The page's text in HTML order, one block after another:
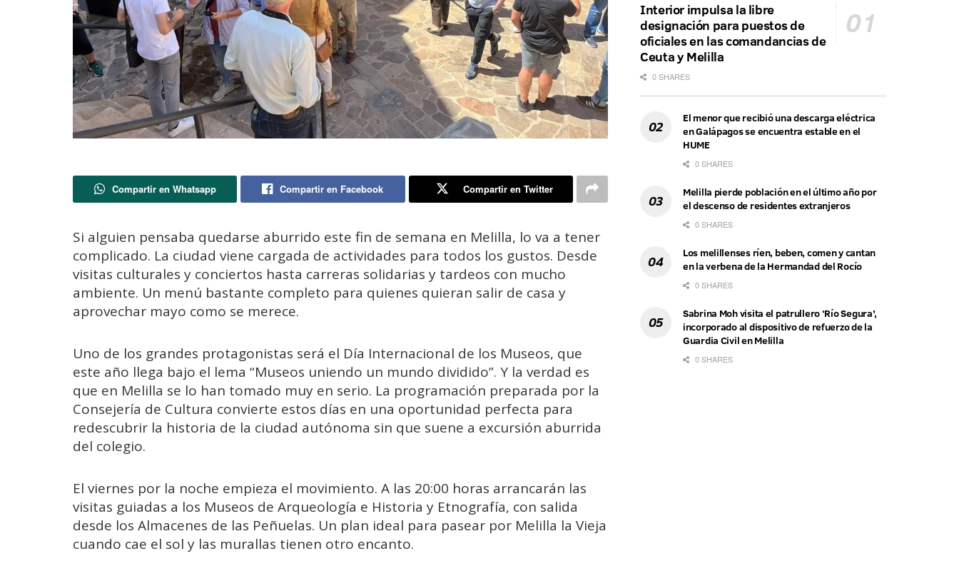
Compartir en Whatsapp Compartir en Facebook Compartir en Twitter
Si alguien pensaba quedarse aburrido este fin de semana en Melilla, lo va a tener
complicado. La ciudad viene cargada de actividades para todos los gustos. Desde
visitas culturales y conciertos hasta carreras solidarias y tardeos con mucho
ambiente. Un menú bastante completo para quienes quieran salir de casa y
aprovechar mayo como se merece.
Uno de los grandes protagonistas será el Día Internacional de los Museos, que
este año llega bajo el lema “Museos uniendo un mundo dividido”. Y la verdad es
que en Melilla se lo han tomado muy en serio. La programación preparada por la
Consejería de Cultura convierte estos días en una oportunidad perfecta para
redescubrir la historia de la ciudad autónoma sin que suene a excursión aburrida
del colegio.
El viernes por la noche empieza el movimiento. A las 20:00 horas arrancarán las
visitas guiadas a los Museos de Arqueología e Historia y Etnografía, con salida
desde los Almacenes de las Peñuelas. Un plan ideal para pasear por Melilla la Vieja
cuando cae el sol y las murallas tienen otro encanto.
Interior impulsa la libre
designación para puestos de
oficiales en las comandancias de
Ceuta y Melilla
0 SHARES
El menor que recibió una descarga eléctrica
en Galápagos se encuentra estable en el
HUME
0 SHARES
Melilla pierde población en el último año por
el descenso de residentes extranjeros
0 SHARES
Los melillenses ríen, beben, comen y cantan
en la verbena de la Hermandad del Rocío
0 SHARES
Sabrina Moh visita el patrullero ‘Río Segura’,
incorporado al dispositivo de refuerzo de la
Guardia Civil en Melilla
0 SHARES